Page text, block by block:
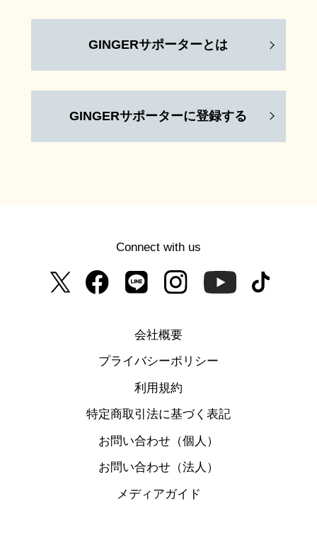
GINGERサポーターとは
GINGERサポーターに登録する
Connect with us
会社概要
プライバシーポリシー
利用規約
特定商取引法に基づく表記
お問い合わせ（個人）
お問い合わせ（法人）
メディアガイド